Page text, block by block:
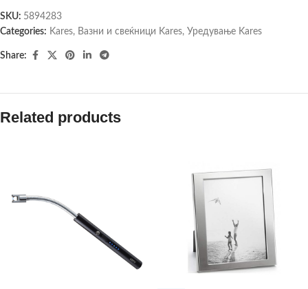
SKU: 5894283
Categories: Kares, Вазни и свеќници Kares, Уредување Kares
Share:
Related products